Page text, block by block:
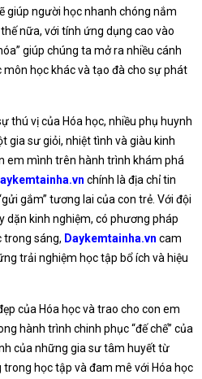
giúp người học nhanh chóng nắm
nữa, với tính ứng dụng cao vào
giúp chúng ta mở ra nhiều cánh
học khác và tạo đà cho sự phát
thú vị của Hóa học, nhiều phụ huynh
gia sư giỏi, nhiệt tình và giàu kinh
em mình trên hành trình khám phá
chính là địa chỉ tin
gắm” tương lai của con trẻ. Với đội
dặn kinh nghiệm, có phương pháp
trong sáng, Daykemtainha.vn cam
trải nghiệm học tập bổ ích và hiệu
của Hóa học và trao cho con em
hành trình chinh phục “đế chế” của
của những gia sư tâm huyết từ
trong học tập và đam mê với Hóa học